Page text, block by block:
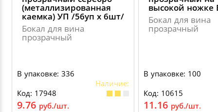
(металлизированная
каемка) УП /56уп х 6шт/
Бокал для вина
прозрачный
В упаковке: 336
Наличие:
Код: 17948
9.76 руб./шт.
высокой ножке
Бокал для вина
прозрачный
В упаковке: 100
Код: 10615
11.16 руб./шт.